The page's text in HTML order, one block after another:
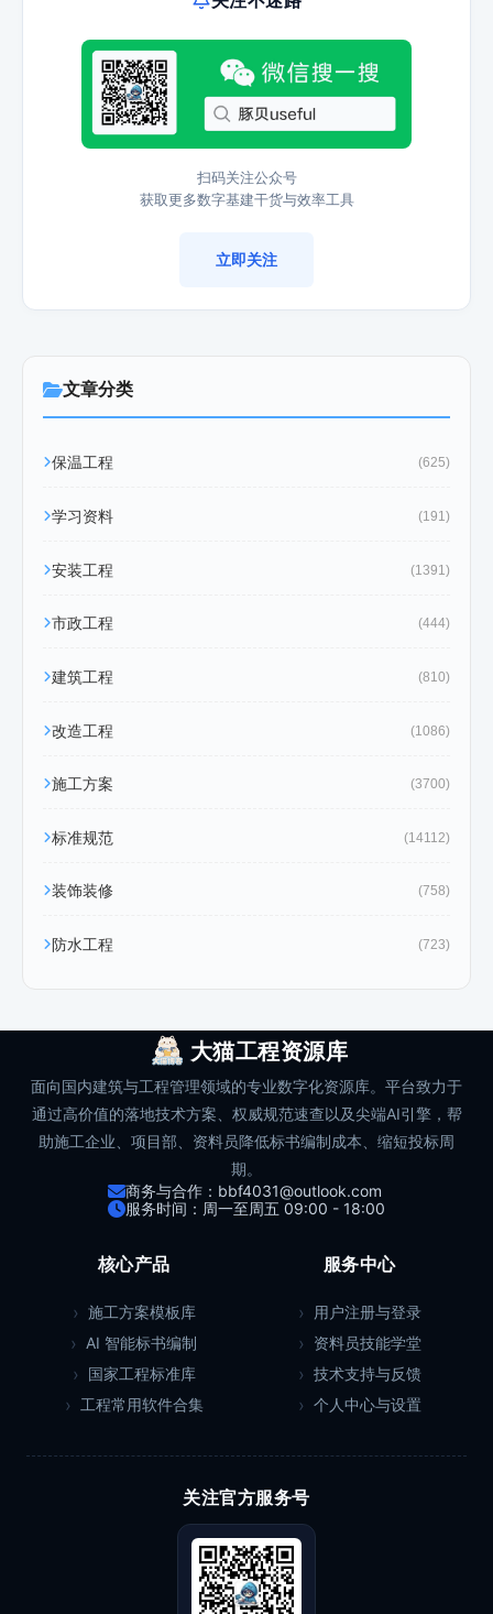
扫码关注公众号
获取更多数字基建干货与效率工具
立即关注
文章分类
保温工程 (625)
学习资料 (191)
安装工程 (1391)
市政工程 (444)
建筑工程 (810)
改造工程 (1086)
施工方案 (3700)
标准规范 (14112)
装饰装修 (758)
防水工程 (723)
大猫工程资源库
面向国内建筑与工程管理领域的专业数字化资源库。平台致力于
通过高价值的落地技术方案、权威规范速查以及尖端AI引擎，帮
助施工企业、项目部、资料员降低标书编制成本、缩短投标周
期。
商务与合作：bbf4031@outlook.com
服务时间：周一至周五 09:00 - 18:00
核心产品
施工方案模板库
AI 智能标书编制
国家工程标准库
工程常用软件合集
服务中心
用户注册与登录
资料员技能学堂
技术支持与反馈
个人中心与设置
关注官方服务号